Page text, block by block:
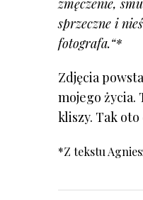
zmęczenie,
sprzeczne i
fotografa.“*
Zdjęcia
mojego życia.
kliszy. Tak
*Z tekstu